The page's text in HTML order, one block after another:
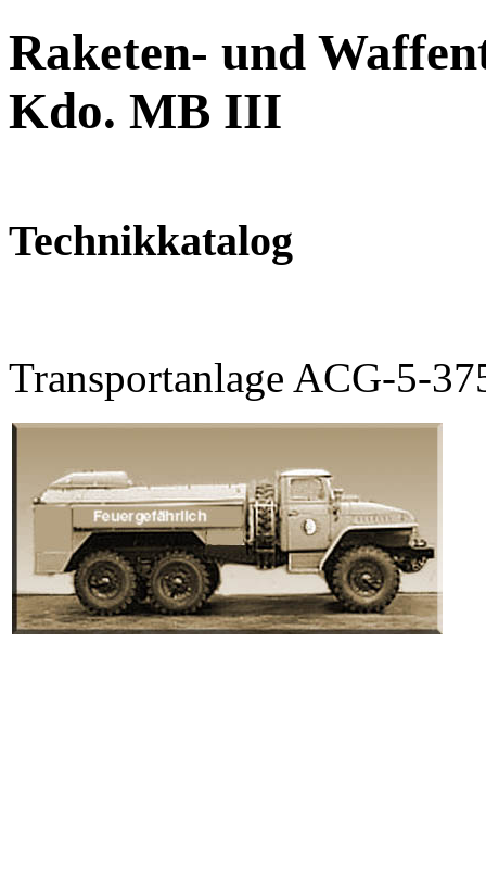
Raketen- und
Kdo. MB III
Technikkatalog
Transportanlage ACG-5-